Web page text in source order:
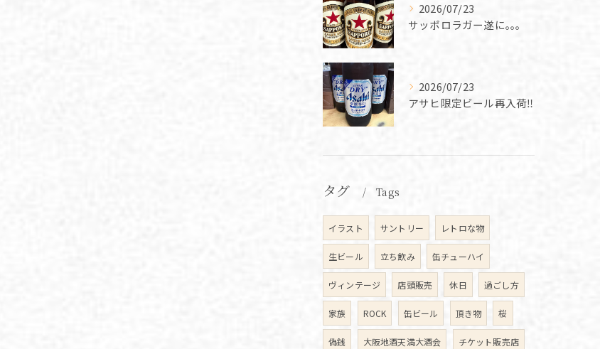
2026/07/23
サッポロラガー遂に｡｡｡
2026/07/23
アサヒ限定ビール再入荷‼️
タグ Tags
イラスト サントリー レトロな物
生ビール 立ち飲み 缶チューハイ
ヴィンテージ 店頭販売 休日 過ごし方
家族 ROCK 缶ビール 頂き物 桜
偽銭 大阪地酒天満大酒会 チケット販売店